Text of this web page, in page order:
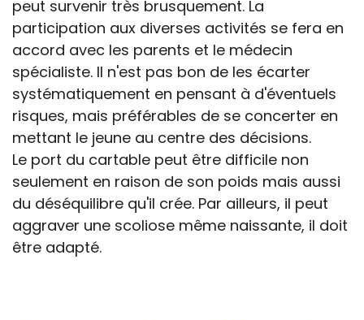
peut survenir très brusquement. La
participation aux diverses activités se fera en
accord avec les parents et le médecin
spécialiste. Il n'est pas bon de les écarter
systématiquement en pensant à d'éventuels
risques, mais préférables de se concerter en
mettant le jeune au centre des décisions.
Le port du cartable peut être difficile non
seulement en raison de son poids mais aussi
du déséquilibre qu'il crée. Par ailleurs, il peut
aggraver une scoliose même naissante, il doit
être adapté.